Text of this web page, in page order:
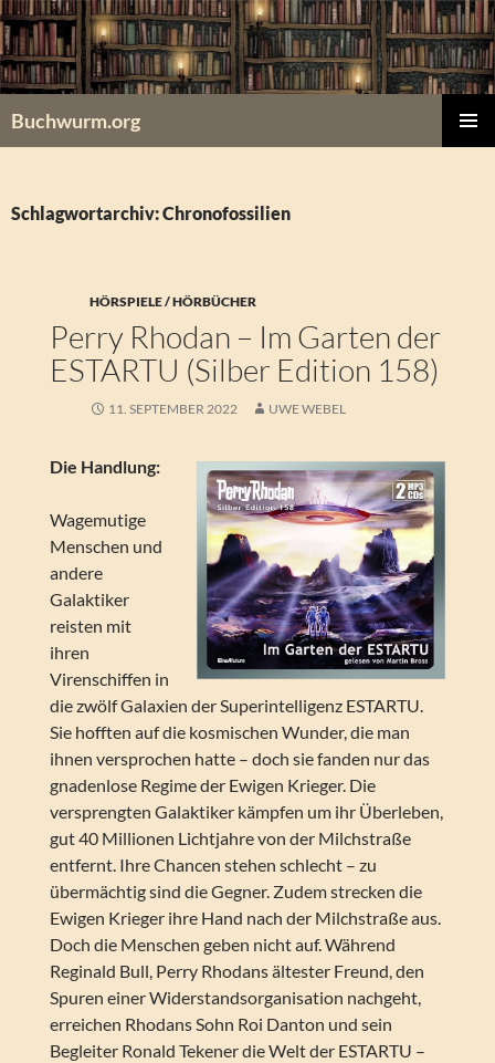
Zum
Inhalt
springen
Buchwurm.org
Schlagwortarchiv: Chronofossilien
HÖRSPIELE / HÖRBÜCHER
Perry Rhodan – Im Garten der
ESTARTU (Silber Edition 158)
11. SEPTEMBER 2022 UWE WEBEL
Die Handlung:
Wagemutige
Menschen und
andere
Galaktiker
reisten mit
ihren
Virenschiffen in
die zwölf Galaxien der Superintelligenz ESTARTU.
Sie hofften auf die kosmischen Wunder, die man
ihnen versprochen hatte – doch sie fanden nur das
gnadenlose Regime der Ewigen Krieger. Die
versprengten Galaktiker kämpfen um ihr Überleben,
gut 40 Millionen Lichtjahre von der Milchstraße
entfernt. Ihre Chancen stehen schlecht – zu
übermächtig sind die Gegner. Zudem strecken die
Ewigen Krieger ihre Hand nach der Milchstraße aus.
Doch die Menschen geben nicht auf. Während
Reginald Bull, Perry Rhodans ältester Freund, den
Spuren einer Widerstandsorganisation nachgeht,
erreichen Rhodans Sohn Roi Danton und sein
Begleiter Ronald Tekener die Welt der ESTARTU –